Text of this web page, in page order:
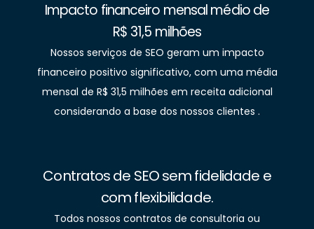
Impacto financeiro mensal médio de
R$ 31,5 milhões
Nossos serviços de SEO geram um impacto
financeiro positivo significativo, com uma média
mensal de R$ 31,5 milhões em receita adicional
considerando a base dos nossos clientes .
Contratos de SEO sem fidelidade e
com flexibilidade.
Todos nossos contratos de consultoria ou